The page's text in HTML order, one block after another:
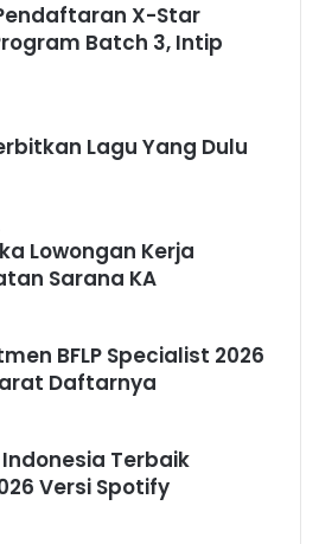
X-Star
Batch 3, Intip
Lagu Yang Dulu
Lowongan Kerja
Sarana KA
BFLP Specialist 2026
Daftarnya
Terbaik
Versi Spotify